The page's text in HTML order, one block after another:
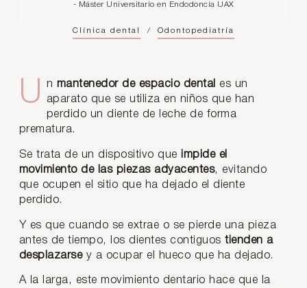
- Máster Universitario en Endodoncia UAX
Clínica dental / Odontopediatría
Un mantenedor de espacio dental es un
aparato que se utiliza en niños que han
perdido un diente de leche de forma
prematura.
Se trata de un dispositivo que impide el
movimiento de las piezas adyacentes, evitando
que ocupen el sitio que ha dejado el diente
perdido.
Y es que cuando se extrae o se pierde una pieza
antes de tiempo, los dientes contiguostienden a
desplazarse y a ocupar el hueco que ha dejado.
A la larga, este movimiento dentario hace que la